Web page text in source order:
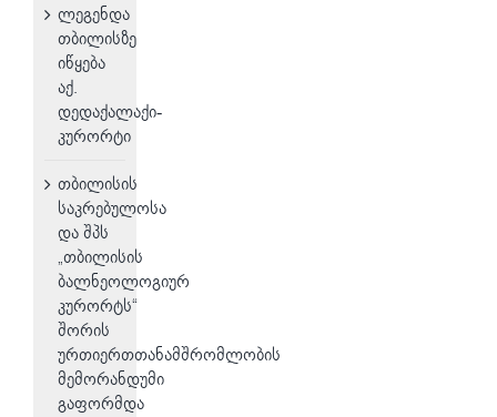
ლეგენდა
თბილისზე
იწყება
აქ.
დედაქალაქი-
კურორტი
თბილისის
საკრებულოსა
და შპს
„თბილისის
ბალნეოლოგიურ
კურორტს“
შორის
ურთიერთთანამშრომლობის
მემორანდუმი
გაფორმდა